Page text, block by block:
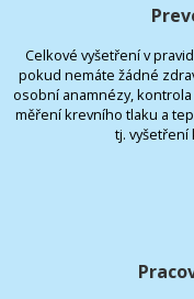
Celkové vyšetření v
pokud nemáte žádné
osobní anamnézy,
měření krevního tlaku a
tj. vyšetření